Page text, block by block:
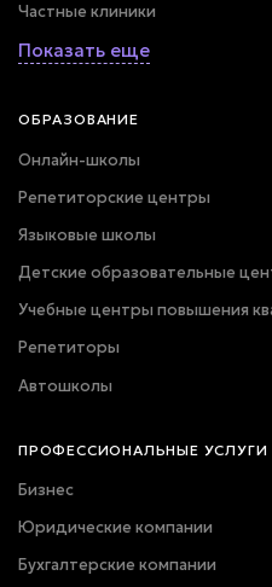
Частные клиники
Показать еще
ОБРАЗОВАНИЕ
Онлайн-школы
Репетиторские центры
Языковые школы
Детские образовательные
Учебные центры повышения
Репетиторы
Автошколы
ПРОФЕССИОНАЛЬНЫЕ УСЛУГИ
Бизнес
Юридические компании
Бухгалтерские компании